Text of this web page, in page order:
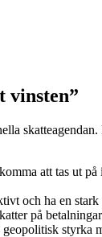
vinsten”
att tas ut
och ha en
på
styrka